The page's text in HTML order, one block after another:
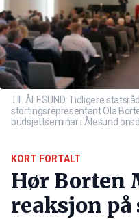
TIL ÅLESUND: Tidligere
stortingsrepresentant Ola
budsjettseminar i Ålesund
KORT FORTALT
Hør Borten
reaksjon